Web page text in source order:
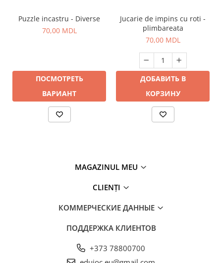
Puzzle incastru - Diverse
70,00 MDL
ПОСМОТРЕТЬ
ВАРИАНТ
Jucarie de impins cu roti -
plimbareata
70,00 MDL
ДОБАВИТЬ В
КОРЗИНУ
MAGAZINUL MEU
CLIENȚI
КОММЕРЧЕСКИЕ ДАННЫЕ
ПОДДЕРЖКА КЛИЕНТОВ
+373 78800700